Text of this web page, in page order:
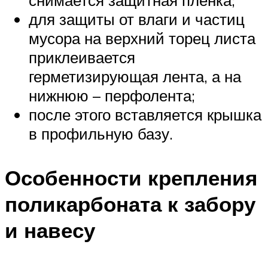
для защиты от влаги и частиц
мусора на верхний торец листа
приклеивается
герметизирующая лента, а на
нижнюю – перфолента;
после этого вставляется крышка
в профильную базу.
Особенности крепления
поликарбоната к забору
и навесу